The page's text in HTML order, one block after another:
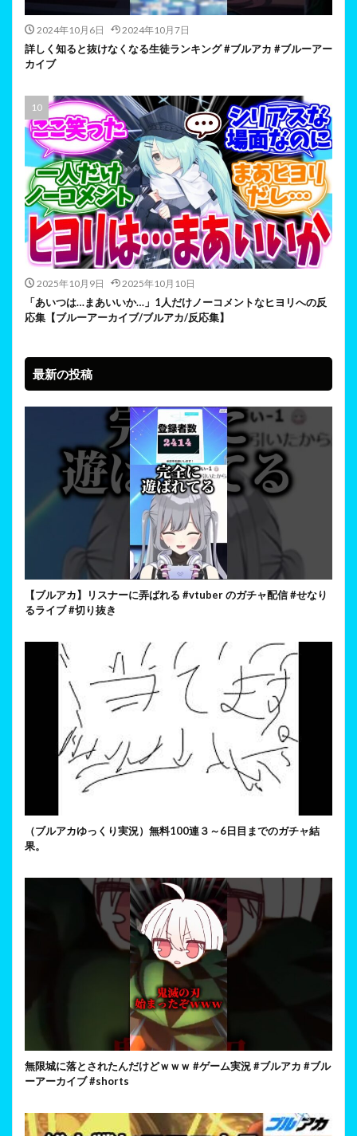
2024年10月6日 2024年10月7日
詳しく知ると抜けなくなる生徒ランキング #ブルアカ #ブルーアー
カイブ
2025年10月9日 2025年10月10日
「あいつは…まあいいか…」1人だけノーコメントなヒヨリへの反
応集【ブルーアーカイブ/ブルアカ/反応集】
最新の投稿
【ブルアカ】リスナーに弄ばれる #vtuber のガチャ配信 #せなり
るライブ #切り抜き
（ブルアカゆっくり実況）無料100連３～6日目までのガチャ結
果。
無限城に落とされたんだけどｗｗｗ #ゲーム実況 #ブルアカ #ブル
ーアーカイブ #shorts